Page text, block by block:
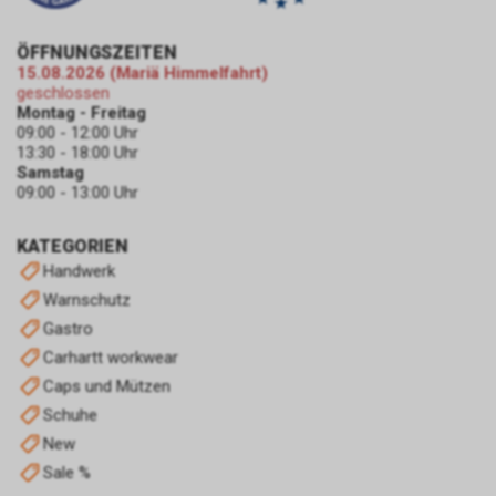
KATEGORIEN
Handwerk
Warnschutz
Gastro
Carhartt workwear
Caps und Mützen
Schuhe
New
Sale %
ÖFFNUNGSZEITEN
15.08.2026 (Mariä Himmelfahrt)
geschlossen
Montag - Freitag
09:00 - 12:00 Uhr
13:30 - 18:00 Uhr
Samstag
09:00 - 13:00 Uhr
Gleichzeitig können Sie bereits
erforderlichen Schritte und